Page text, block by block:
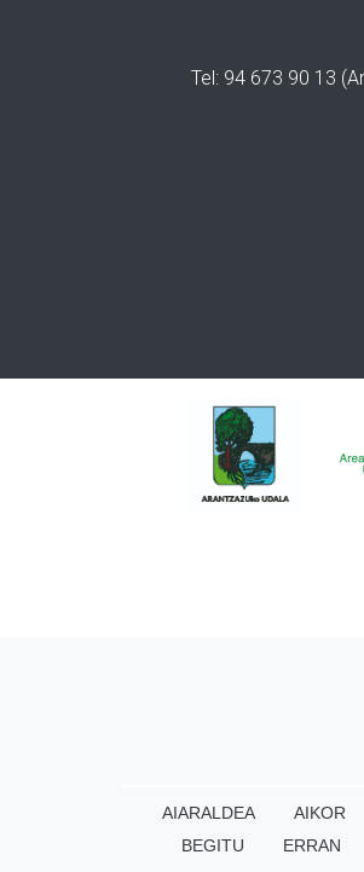
Tel: 94 673 90 13
AIARALDEA AIKOR
BEGITU
ERRAN